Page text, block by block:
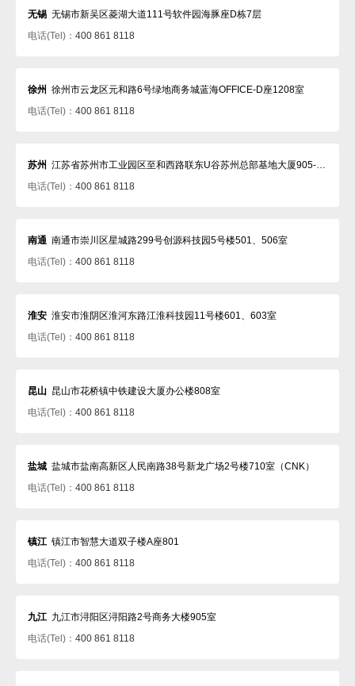
无锡 无锡市新吴区菱湖大道111号软件园海豚座D栋7层
电话(Tel)： 400 861 8118
徐州 徐州市云龙区元和路6号绿地商务城蓝海OFFICE-D座1208室
电话(Tel)： 400 861 8118
苏州 江苏省苏州市工业园区至和西路联东U谷苏州总部基地大厦905-907室
电话(Tel)： 400 861 8118
南通 南通市崇川区星城路299号创源科技园5号楼501、506室
电话(Tel)： 400 861 8118
淮安 淮安市淮阴区淮河东路江淮科技园11号楼601、603室
电话(Tel)： 400 861 8118
昆山 昆山市花桥镇中铁建设大厦办公楼808室
电话(Tel)： 400 861 8118
盐城 盐城市盐南高新区人民南路38号新龙广场2号楼710室（CNK）
电话(Tel)： 400 861 8118
镇江 镇江市智慧大道双子楼A座801
电话(Tel)： 400 861 8118
九江 九江市浔阳区浔阳路2号商务大楼905室
电话(Tel)： 400 861 8118